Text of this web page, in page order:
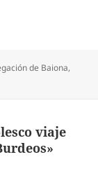
de Baiona,
viaje